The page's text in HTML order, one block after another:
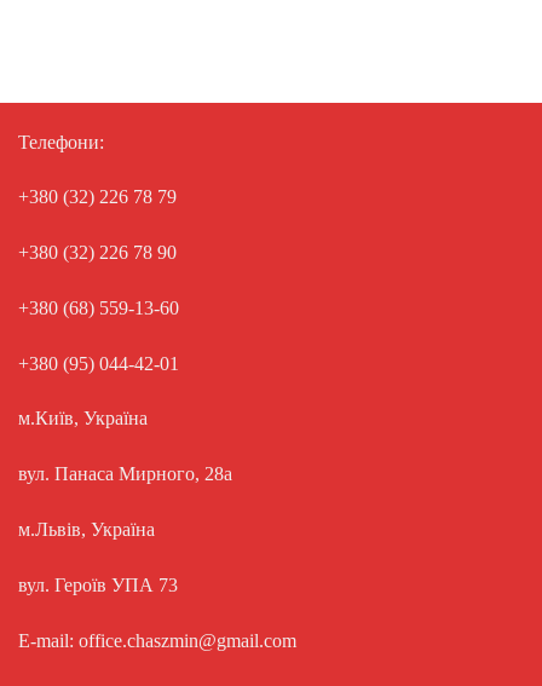
Телефони:
+380 (32) 226 78 79
+380 (32) 226 78 90
+380 (68) 559-13-60
+380 (95) 044-42-01
м.Київ, Україна
вул. Панаса Мирного, 28а
м.Львів, Україна
вул. Героїв УПА 73
E-mail: office.chaszmin@gmail.com